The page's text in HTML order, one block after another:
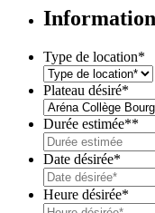
Type de location*
Plateau désiré*
Durée estimée**
Date désirée*
Heure désirée*